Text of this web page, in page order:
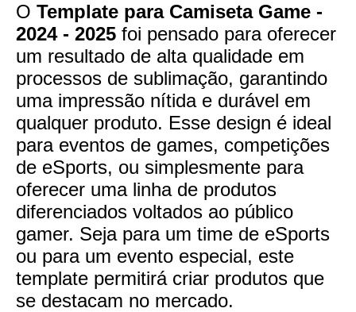
O Template para Camiseta Game -
2024 - 2025 foi pensado para oferecer
um resultado de alta qualidade em
processos de sublimação, garantindo
uma impressão nítida e durável em
qualquer produto. Esse design é ideal
para eventos de games, competições
de eSports, ou simplesmente para
oferecer uma linha de produtos
diferenciados voltados ao público
gamer. Seja para um time de eSports
ou para um evento especial, este
template permitirá criar produtos que
se destacam no mercado.